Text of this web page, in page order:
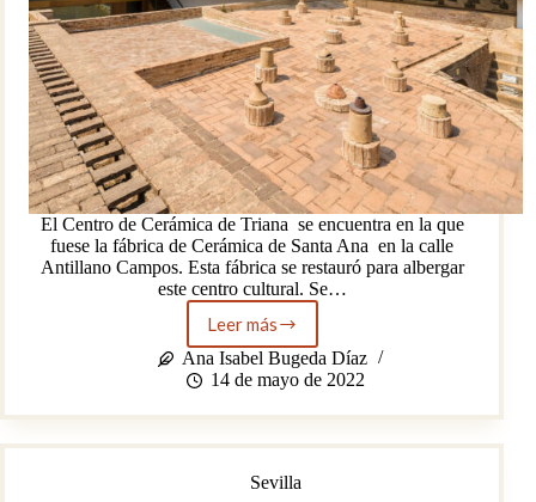
El Centro de Cerámica de Triana se encuentra en la que
fuese la fábrica de Cerámica de Santa Ana en la calle
Antillano Campos. Esta fábrica se restauró para albergar
este centro cultural. Se…
Leer más
Centro
de
Cerámica
Triana
Ana Isabel Bugeda Díaz
14 de mayo de 2022
Sevilla